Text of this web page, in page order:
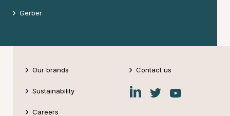
Gerber
Our brands
Sustainability
Careers
Contact us
FiskarsFiskarsFiskars